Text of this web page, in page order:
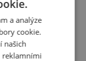
ENGLISH
a analýze
cookie.
našich
reklamními